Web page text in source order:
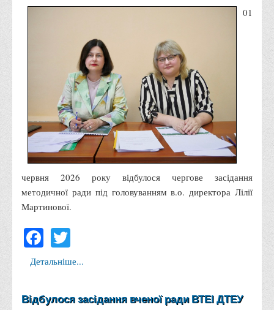
Менеджменту та публічного управління
Інноваційної економіки та цифрових технологій
Психології
Права
Обліку та оподаткування
Фінансів
Відділи
Реклами та зв'язків з громадськістю
Наукової роботи та міжнародної співпраці
Здобутки студентів
Закордонні партнери
01
червня 2026 року відбулося чергове засідання
методичної ради під головуванням в.о. директора Лілії
Мартинової.
Facebook
Детальніше...
Відбулося засідання вченої ради ВТЕІ ДТЕУ